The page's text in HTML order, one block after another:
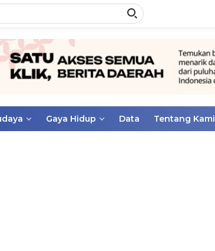
Gaya Hidup Data Tentang Kami